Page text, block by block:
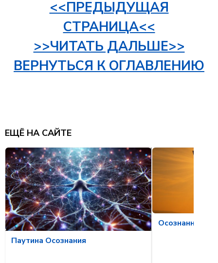
<<ПРЕДЫДУЩАЯ
СТРАНИЦА<<
>>ЧИТАТЬ ДАЛЬШЕ>>
ВЕРНУТЬСЯ К ОГЛАВЛЕНИЮ
ЕЩЁ НА САЙТЕ
Паутина Осознания
Осознанное